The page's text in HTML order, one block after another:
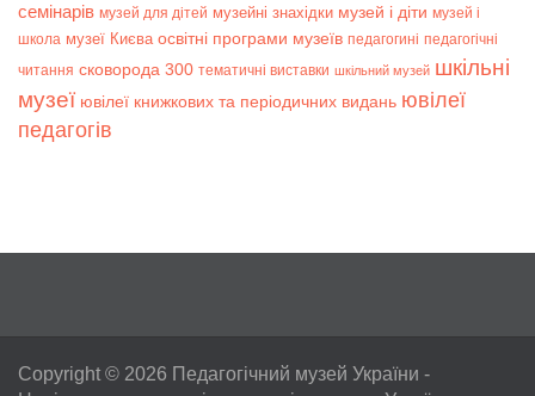
семінарів музей для дітей музейні знахідки музей і діти музей і
школа музеї Києва освітні програми музеїв педагогині педагогічні
читання сковорода 300 тематичні виставки шкільний музей шкільні
музеї ювілеї книжкових та періодичних видань ювілеї
педагогів
Copyright © 2026 Педагогічний музей України -